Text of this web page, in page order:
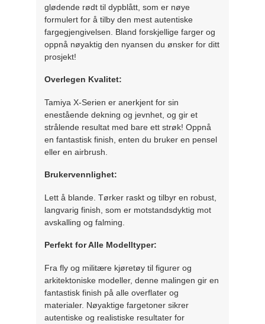
glødende rødt til dypblått, som er nøye
formulert for å tilby den mest autentiske
fargegjengivelsen. Bland forskjellige farger og
oppnå nøyaktig den nyansen du ønsker for ditt
prosjekt!
Overlegen Kvalitet:
Tamiya X-Serien er anerkjent for sin
enestående dekning og jevnhet, og gir et
strålende resultat med bare ett strøk! Oppnå
en fantastisk finish, enten du bruker en pensel
eller en airbrush.
Brukervennlighet:
Lett å blande. Tørker raskt og tilbyr en robust,
langvarig finish, som er motstandsdyktig mot
avskalling og falming.
Perfekt for Alle Modelltyper:
Fra fly og militære kjøretøy til figurer og
arkitektoniske modeller, denne malingen gir en
fantastisk finish på alle overflater og
materialer. Nøyaktige fargetoner sikrer
autentiske og realistiske resultater for